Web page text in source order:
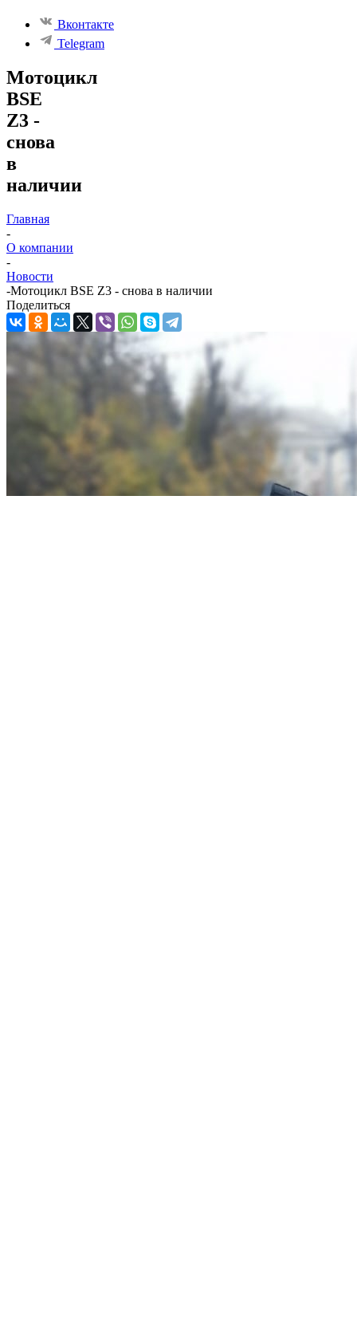
Вконтакте
Telegram
Мотоцикл
BSE
Z3 -
снова
в
наличии
Главная
-
О компании
-
Новости
-Мотоцикл BSE Z3 - снова в наличии
Поделиться